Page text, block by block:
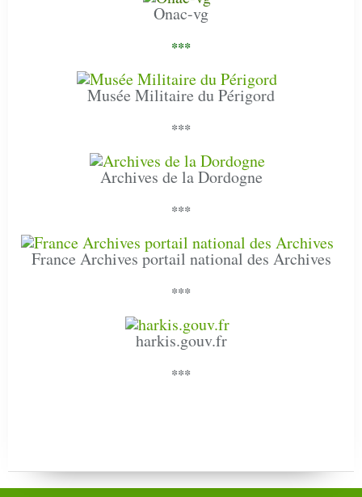
Onac-vg
***
Musée Militaire du Périgord
***
Archives de la Dordogne
***
France Archives portail national des Archives
***
harkis.gouv.fr
***